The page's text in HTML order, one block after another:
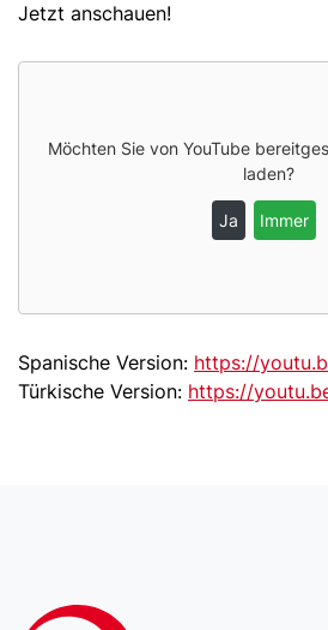
Jetzt anschauen!
Möchten Sie von YouTube
laden?
Ja Immer
Spanische Version: https://
Türkische Version: https://